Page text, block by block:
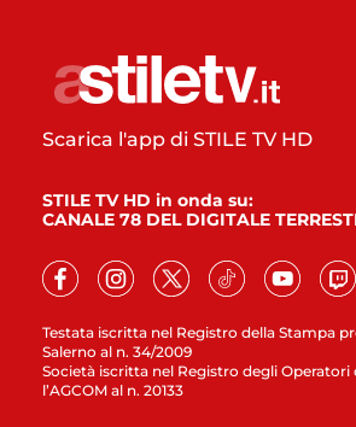
Testata iscritta nel Registro della Stampa
Salerno al n. 34/2009
Società iscritta nel Registro degli
l’AGCOM al n. 20133
Scarica l'app di STILE TV HD
STILE TV HD in onda su:
CANALE 78 DEL DIGITALE